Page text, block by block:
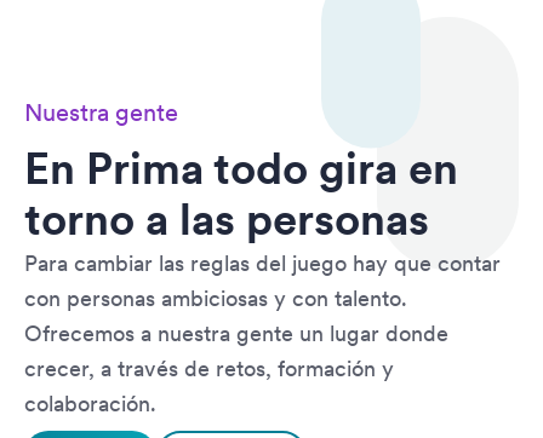
Nuestra gente
En Prima todo gira en
torno a las personas
Para cambiar las reglas del juego hay que contar
con personas ambiciosas y con talento.
Ofrecemos a nuestra gente un lugar donde
crecer, a través de retos, formación y
colaboración.